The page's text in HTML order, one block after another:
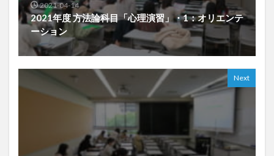
2021-04-14
2021年度 方法論科目「心理演習」・1：オリエンテ
ーション
Next